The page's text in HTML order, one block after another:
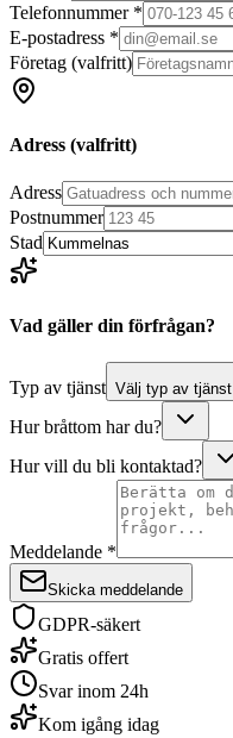
Telefonnummer *
E-postadress *
Företag (valfritt)
Adress (valfritt)
Adress
Postnummer
Stad
Vad gäller din förfrågan?
Typ av tjänst Välj typ av tjänst
Hur bråttom har du?
Hur vill du bli kontaktad?
Meddelande *
Skicka meddelande
GDPR-säkert
Gratis offert
Svar inom 24h
Kom igång idag